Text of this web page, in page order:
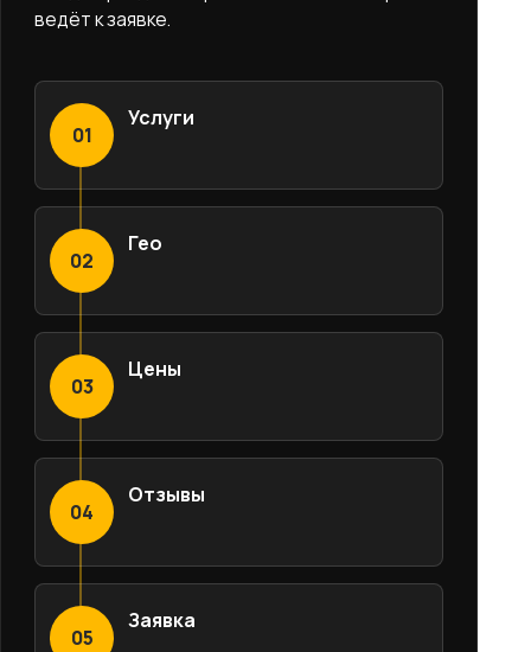
ведёт к заявке.
01
Услуги
02
Гео
03
Цены
04
Отзывы
05
Заявка